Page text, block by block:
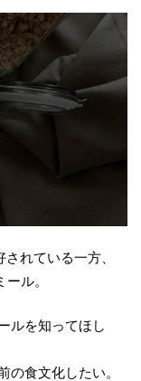
れている一方、
ル。
ルを知ってほし
の食文化したい。